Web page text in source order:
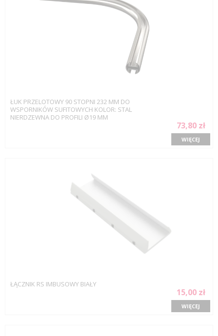
ŁUK PRZELOTOWY 90 STOPNI 232 MM DO
WSPORNIKÓW SUFITOWYCH KOLOR: STAL
NIERDZEWNA DO PROFILI Ø19 MM
73,80 zł
WIĘCEJ
ŁĄCZNIK RS IMBUSOWY BIAŁY
15,00 zł
WIĘCEJ